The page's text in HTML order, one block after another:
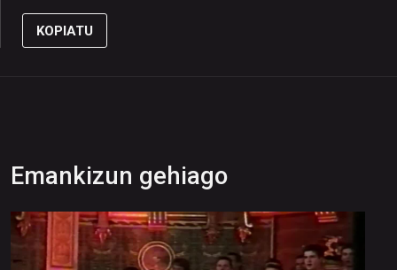
KOPIATU
Emankizun gehiago